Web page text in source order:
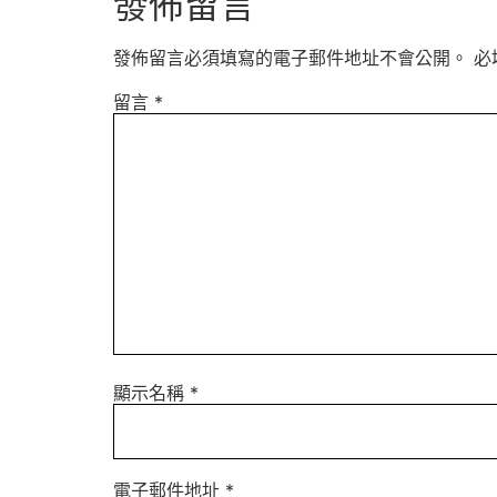
發佈留言必須填寫的電子郵件地址不會公開。 必
留言 *
顯示名稱 *
電子郵件地址 *